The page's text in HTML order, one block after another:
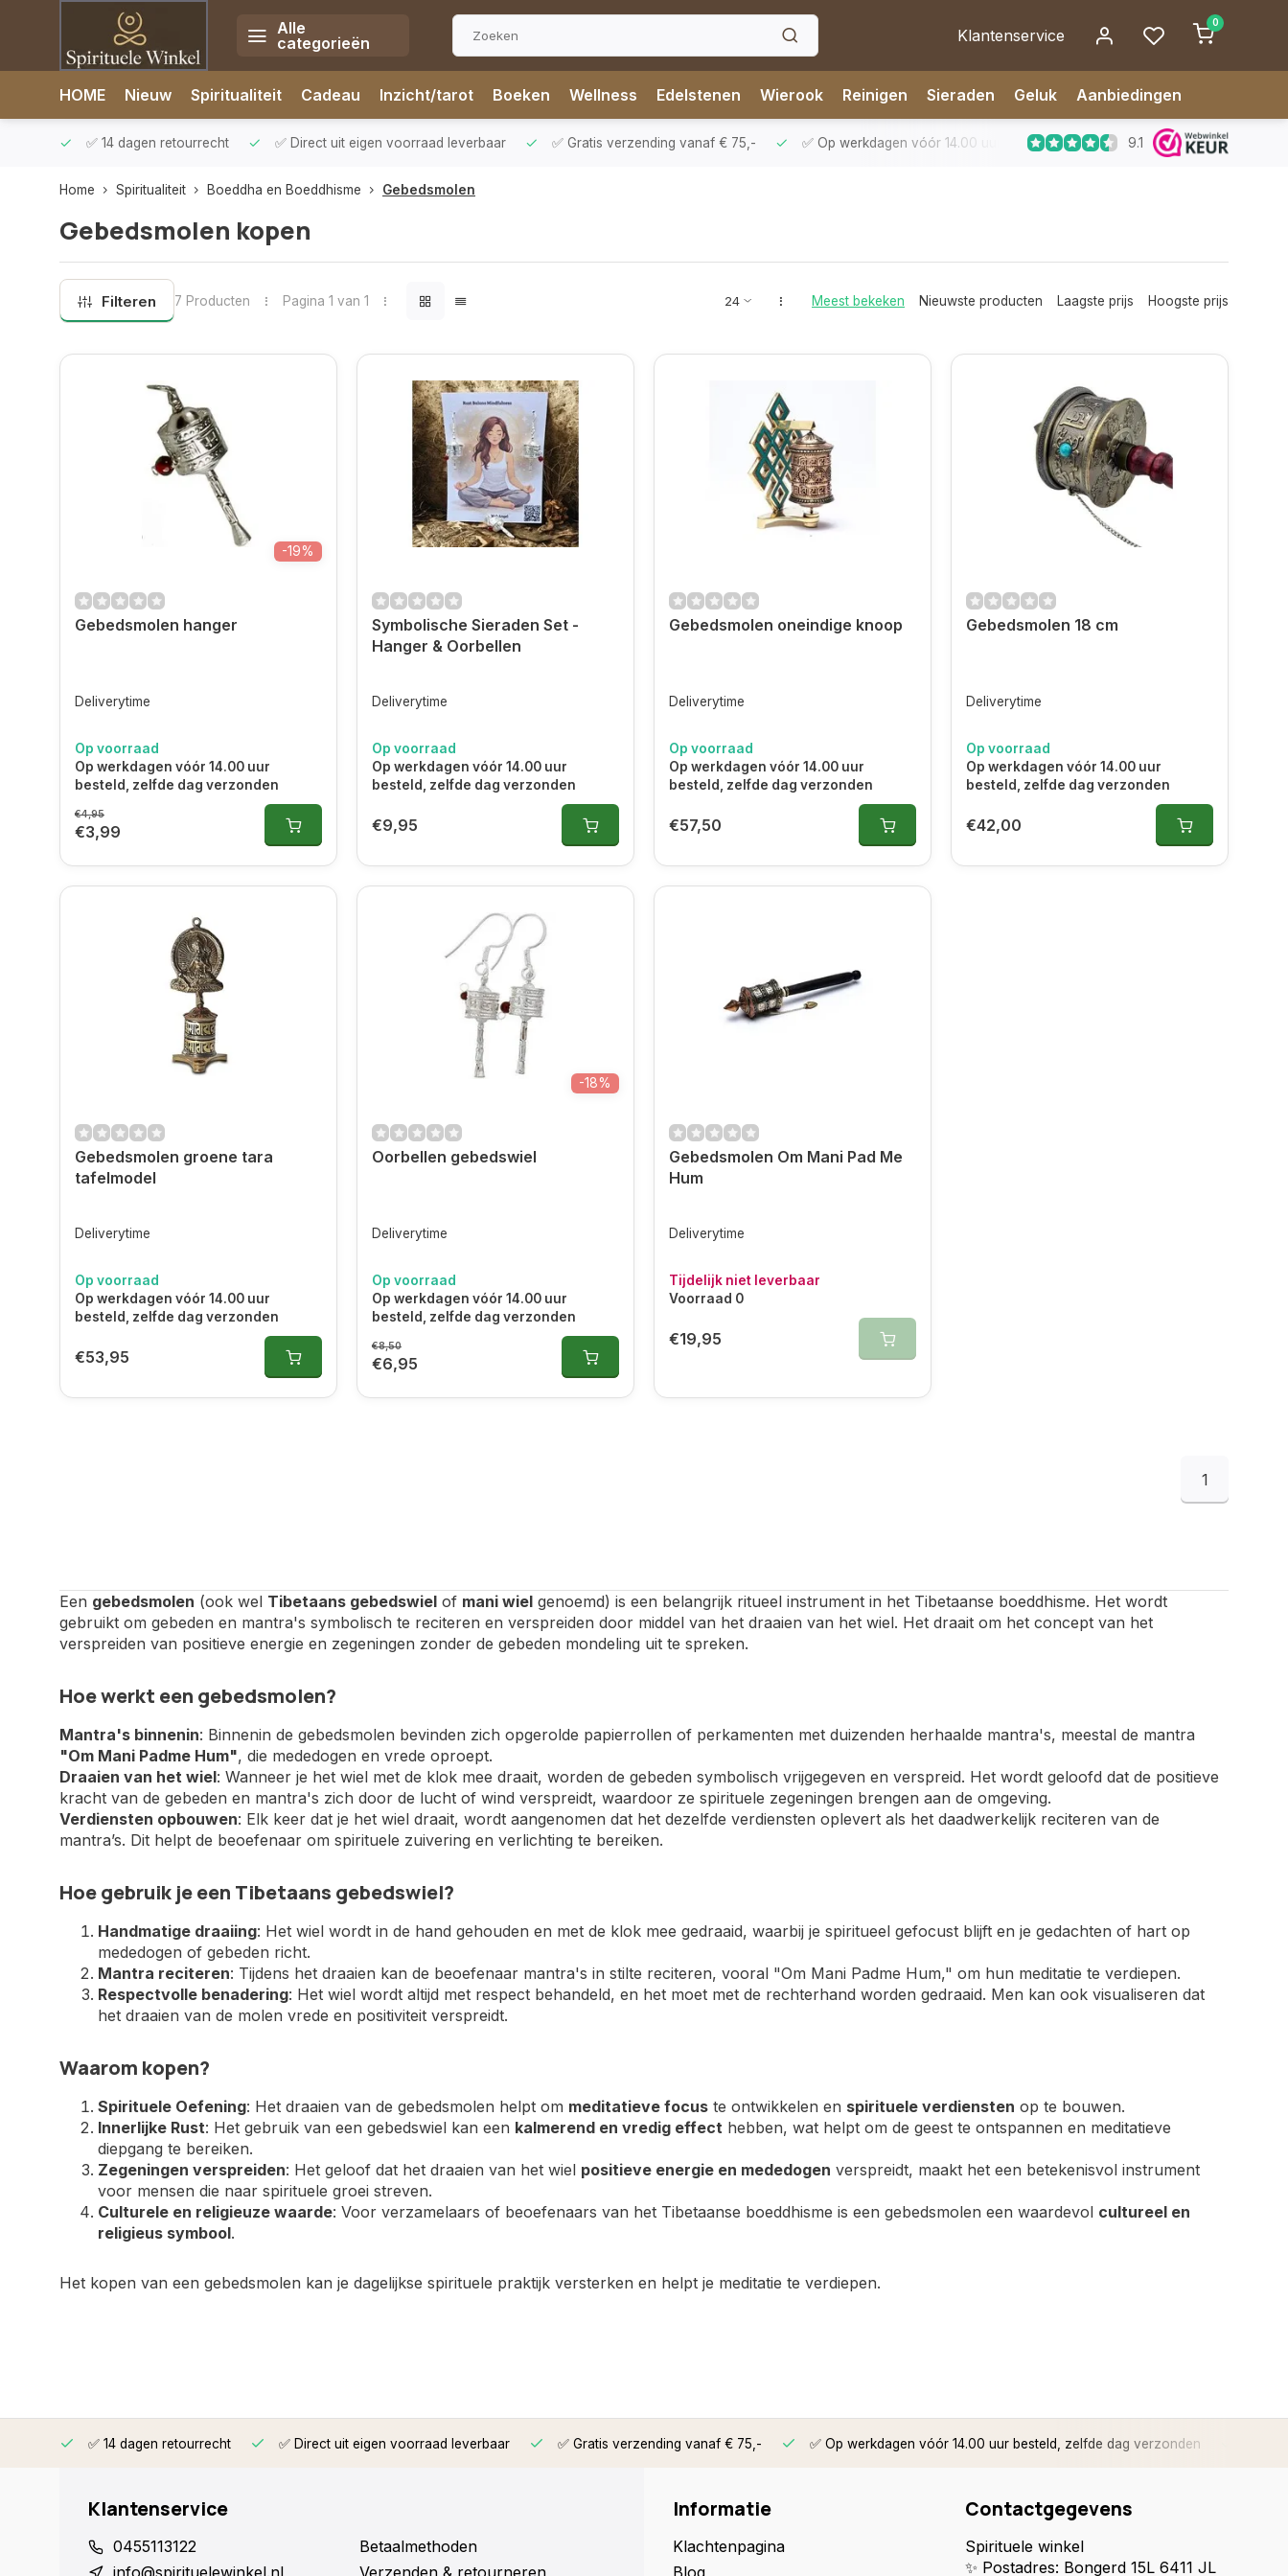
Alle
categorieën
Klantenservice
0
HOME Nieuw Spiritualiteit Cadeau Inzicht/tarot Boeken Wellness Edelstenen Wierook Reinigen Sieraden Geluk Aanbiedingen
✅ 14 dagen retourrecht ✅ Direct uit eigen voorraad leverbaar ✅ Gratis verzending vanaf € 75,- ✅ Op werkdagen vóór 14.00 uur besteld, zelfde dag verzonden
9.1
Home Spiritualiteit Boeddha en Boeddhisme Gebedsmolen
Gebedsmolen kopen
Filteren 7 Producten Pagina 1 van 1 Meest bekeken Nieuwste producten Laagste prijs Hoogste prijs
-19%
Gebedsmolen hanger
Deliverytime
Op voorraad
Op werkdagen vóór 14.00 uur
besteld, zelfde dag verzonden
€4,95
€3,99
Symbolische Sieraden Set -
Hanger & Oorbellen
Deliverytime
Op voorraad
Op werkdagen vóór 14.00 uur
besteld, zelfde dag verzonden
€9,95
Gebedsmolen oneindige knoop
Deliverytime
Op voorraad
Op werkdagen vóór 14.00 uur
besteld, zelfde dag verzonden
€57,50
Gebedsmolen 18 cm
Deliverytime
Op voorraad
Op werkdagen vóór 14.00 uur
besteld, zelfde dag verzonden
€42,00
Gebedsmolen groene tara
tafelmodel
Deliverytime
Op voorraad
Op werkdagen vóór 14.00 uur
besteld, zelfde dag verzonden
€53,95
-18%
Oorbellen gebedswiel
Deliverytime
Op voorraad
Op werkdagen vóór 14.00 uur
besteld, zelfde dag verzonden
€8,50
€6,95
Gebedsmolen Om Mani Pad Me
Hum
Deliverytime
Tijdelijk niet leverbaar
Voorraad 0
€19,95
1
Een gebedsmolen (ook wel Tibetaans gebedswiel of mani wiel genoemd) is een belangrijk ritueel instrument in het Tibetaanse boeddhisme. Het wordt
gebruikt om gebeden en mantra's symbolisch te reciteren en verspreiden door middel van het draaien van het wiel. Het draait om het concept van het
verspreiden van positieve energie en zegeningen zonder de gebeden mondeling uit te spreken.
Hoe werkt een gebedsmolen?
Mantra's binnenin: Binnenin de gebedsmolen bevinden zich opgerolde papierrollen of perkamenten met duizenden herhaalde mantra's, meestal de mantra
"Om Mani Padme Hum", die mededogen en vrede oproept.
Draaien van het wiel: Wanneer je het wiel met de klok mee draait, worden de gebeden symbolisch vrijgegeven en verspreid. Het wordt geloofd dat de positieve
kracht van de gebeden en mantra's zich door de lucht of wind verspreidt, waardoor ze spirituele zegeningen brengen aan de omgeving.
Verdiensten opbouwen: Elk keer dat je het wiel draait, wordt aangenomen dat het dezelfde verdiensten oplevert als het daadwerkelijk reciteren van de
mantra’s. Dit helpt de beoefenaar om spirituele zuivering en verlichting te bereiken.
Hoe gebruik je een Tibetaans gebedswiel?
Handmatige draaiing: Het wiel wordt in de hand gehouden en met de klok mee gedraaid, waarbij je spiritueel gefocust blijft en je gedachten of hart op
mededogen of gebeden richt.
Mantra reciteren: Tijdens het draaien kan de beoefenaar mantra's in stilte reciteren, vooral "Om Mani Padme Hum," om hun meditatie te verdiepen.
Respectvolle benadering: Het wiel wordt altijd met respect behandeld, en het moet met de rechterhand worden gedraaid. Men kan ook visualiseren dat
het draaien van de molen vrede en positiviteit verspreidt.
Waarom kopen?
Spirituele Oefening: Het draaien van de gebedsmolen helpt om meditatieve focus te ontwikkelen en spirituele verdiensten op te bouwen.
Innerlijke Rust: Het gebruik van een gebedswiel kan een kalmerend en vredig effect hebben, wat helpt om de geest te ontspannen en meditatieve
diepgang te bereiken.
Zegeningen verspreiden: Het geloof dat het draaien van het wiel positieve energie en mededogen verspreidt, maakt het een betekenisvol instrument
voor mensen die naar spirituele groei streven.
Culturele en religieuze waarde: Voor verzamelaars of beoefenaars van het Tibetaanse boeddhisme is een gebedsmolen een waardevol cultureel en
religieus symbool.
Het kopen van een gebedsmolen kan je dagelijkse spirituele praktijk versterken en helpt je meditatie te verdiepen.
✅ 14 dagen retourrecht ✅ Direct uit eigen voorraad leverbaar ✅ Gratis verzending vanaf € 75,- ✅ Op werkdagen vóór 14.00 uur besteld, zelfde dag verzonden
Klantenservice
0455113122
info@spirituelewinkel.nl
Betaalmethoden
Verzenden & retourneren
Informatie
Klachtenpagina
Blog
Contactgegevens
Spirituele winkel
✨ Postadres: Bongerd 15L 6411 JL